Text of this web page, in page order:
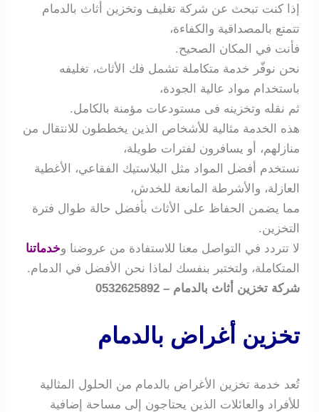
إذا كنت تبحث عن شركة تغليف وتخزين أثاث بالدمام
تتمتع بالمصداقية والكفاءة،
فأنت في المكان الصحيح.
نحن نوفّر خدمة متكاملة تشمل فك الأثاث، تغليفه
باستخدام مواد عالية الجودة،
ثم نقله وتخزينه فى مستودعات مؤمنة بالكامل.
هذه الخدمة مثالية للأشخاص الذين يخططون للانتقال من
منازلهم، أو يسافرون لفترات طويلة،
نستخدم أفضل المواد مثل البلاستيك الفقاعي، الأغطية
العازلة، والأشرطة المانعة للخدش،
مما يضمن الحفاظ على الأثاث بأفضل حالة طوال فترة
التخزين.
لا تتردد في التواصل معنا للاستفادة من عروضنا وخدماتنا
المتكاملة، ولتختبر بنفسك لماذا نحن الأفضل في الدمام.
شركة تخزين أثاث بالدمام – 0532625892
تخزين أغراض بالدمام
تُعد خدمة تخزين الأغراض بالدمام من الحلول المثالية
للأفراد والعائلات الذين يحتاجون إلى مساحة إضافية